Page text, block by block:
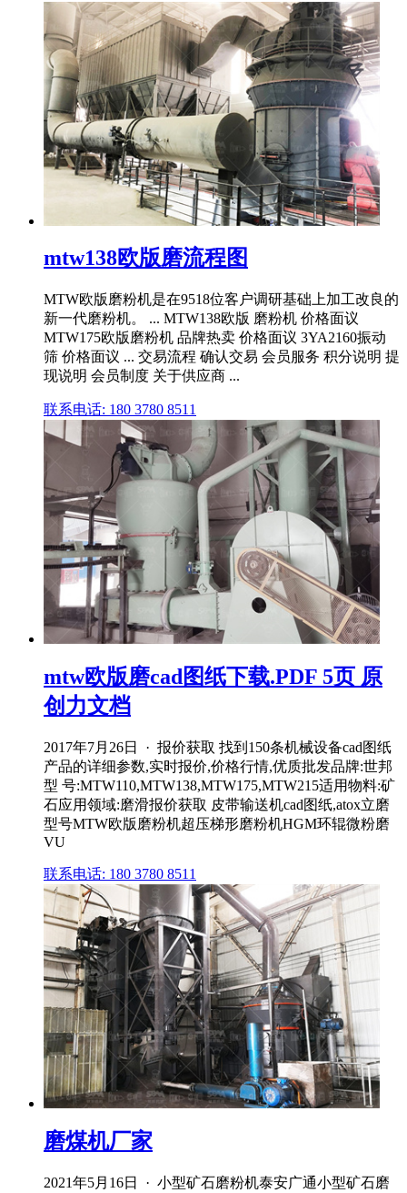
mtw138欧版磨流程图
MTW欧版磨粉机是在9518位客户调研基础上加工改良的
新一代磨粉机。 ... MTW138欧版 磨粉机 价格面议
MTW175欧版磨粉机 品牌热卖 价格面议 3YA2160振动
筛 价格面议 ... 交易流程 确认交易 会员服务 积分说明 提
现说明 会员制度 关于供应商 ...
联系电话: 180 3780 8511
mtw欧版磨cad图纸下载.PDF 5页 原
创力文档
2017年7月26日 · 报价获取 找到150条机械设备cad图纸
产品的详细参数,实时报价,价格行情,优质批发品牌:世邦
型 号:MTW110,MTW138,MTW175,MTW215适用物料:矿
石应用领域:磨滑报价获取 皮带输送机cad图纸,atox立磨
型号MTW欧版磨粉机超压梯形磨粉机HGM环辊微粉磨
VU
联系电话: 180 3780 8511
磨煤机厂家
2021年5月16日 · 小型矿石磨粉机泰安广通小型矿石磨